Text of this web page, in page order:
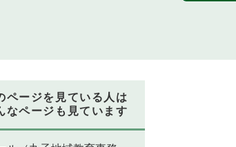
ページを見ている人は
なページも見ています